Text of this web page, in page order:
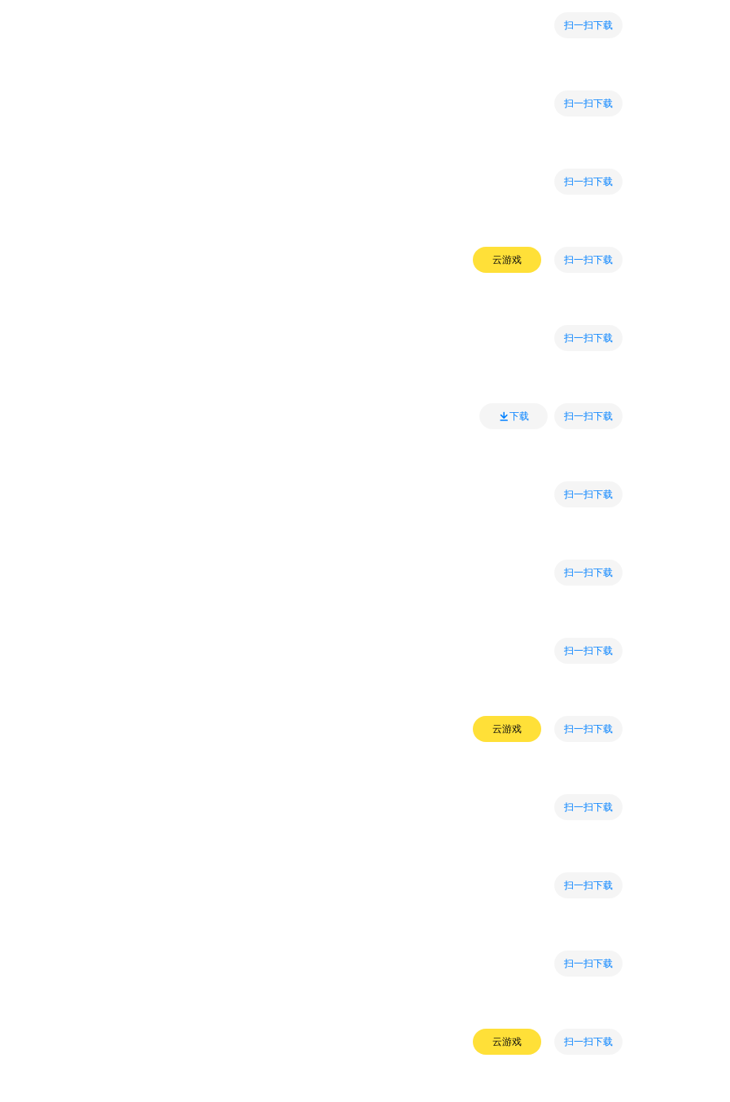
扫一扫下载
扫一扫下载
扫一扫下载
云游戏 扫一扫下载
扫一扫下载
下载 扫一扫下载
扫一扫下载
扫一扫下载
扫一扫下载
云游戏 扫一扫下载
扫一扫下载
扫一扫下载
扫一扫下载
云游戏 扫一扫下载